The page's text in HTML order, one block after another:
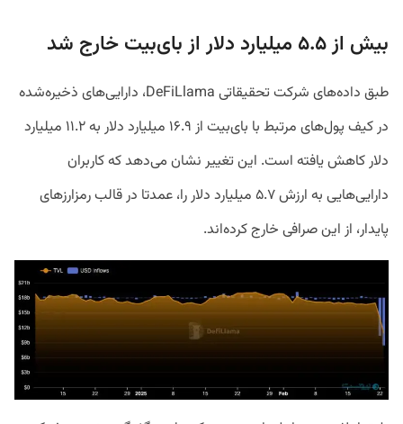
بیش از ۵.۵ میلیارد دلار از بای‌بیت خارج شد
طبق داده‌های شرکت تحقیقاتی DeFiLlama، دارایی‌های ذخیره‌شده
در کیف پول‌های مرتبط با بای‌بیت از ۱۶.۹ میلیارد دلار به ۱۱.۲ میلیارد
دلار کاهش یافته است. این تغییر نشان می‌دهد که کاربران
دارایی‌هایی به ارزش ۵.۷ میلیارد دلار را، عمدتا در قالب رمزارزهای
پایدار، از این صرافی خارج کرده‌اند.